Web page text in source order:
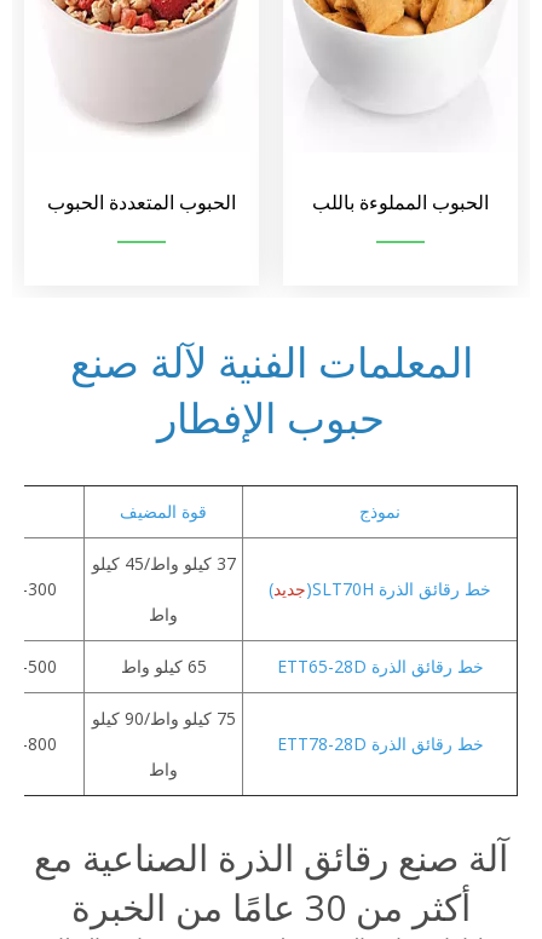
الحبوب المتعددة الحبوب الحبوب المملوءة باللب
المعلمات الفنية لآلة صنع
حبوب الإفطار
نموذج قوة المضيف
خط رقائق الذرة SLT70H( جديد)
37 كيلو واط/45 كيلو
واط
100-300 كجم/
خط رقائق الذرة ETT65-28D 65 كيلو واط 200-500 كجم/
خط رقائق الذرة ETT78-28D
75 كيلو واط/90 كيلو
واط
300-800 كجم/
آلة صنع رقائق الذرة الصناعية مع
أكثر من 30 عامًا من الخبرة